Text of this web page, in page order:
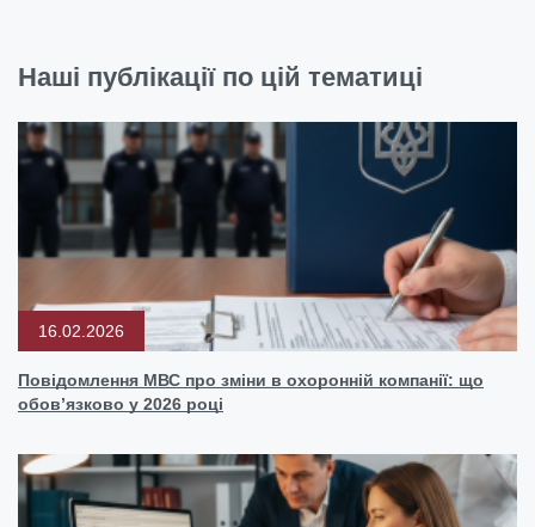
Наші публікації по цій тематиці
16.02.2026
Повідомлення МВС про зміни в охоронній компанії: що
обов’язково у 2026 році